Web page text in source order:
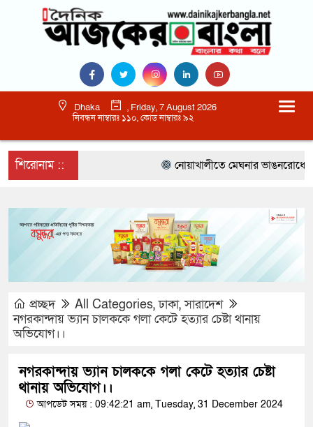
Dhaka
, Friday, 7 August 2026
নিবন্ধন নাম্বারঃ ১১০, কোড নাম্বারঃ ৯২
শিরোনাম :: নোয়াখালীতে মেঘনার ভাঙনরোধে
প্রচ্ছদ All Categories,ঢাকা,সারাদেশ
নগরকান্দায় ভ্যান চালককে গলা কেটে হত্যার চেষ্টা থানায়
অভিযোগ।।
নগরকান্দায় ভ্যান চালককে গলা কেটে হত্যার চেষ্টা
থানায় অভিযোগ।।
আপডেট সময় : 09:42:21 am, Tuesday, 31 December 2024